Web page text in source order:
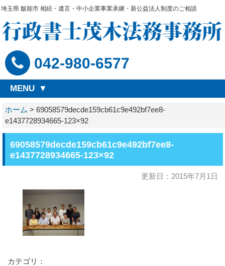
埼玉県 飯能市 相続・遺言・中小企業事業承継・新公益法人制度のご相談
042-980-6577
MENU
ホーム > 69058579decde159cb61c9e492bf7ee8-
e1437728934665-123×92
69058579decde159cb61c9e492bf7ee8-
e1437728934665-123×92
更新日：2015年7月1日
カテゴリ：